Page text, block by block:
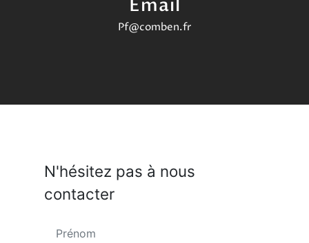
Email
pf@comben.fr
N'hésitez pas à nous
contacter